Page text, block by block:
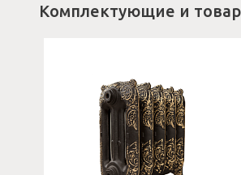
Комплектующие и